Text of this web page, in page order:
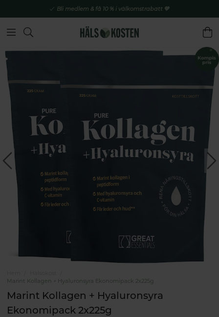
Bli medlem & få 10 % i välkomstrabatt 💚
Marint Kollagen + Hyaluronsyra Ekonomipack 2x225g
Marint Kollagen + Hyaluronsyra
Ekonomipack 2x225g